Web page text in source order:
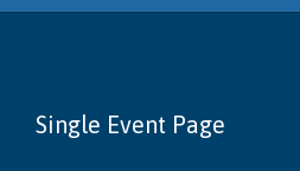
Single Event Page